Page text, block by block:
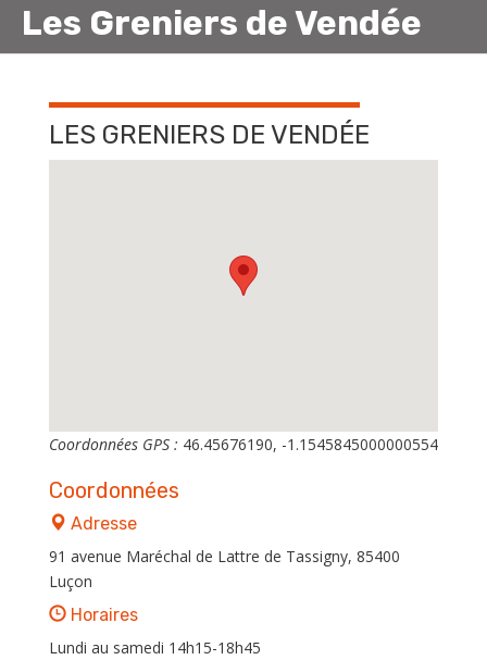
Les Greniers de Vendée
LES GRENIERS DE VENDÉE
Coordonnées GPS : 46.45676190, -1.1545845000000554
Coordonnées
Adresse
91 avenue Maréchal de Lattre de Tassigny, 85400
Luçon
Horaires
Lundi au samedi 14h15-18h45